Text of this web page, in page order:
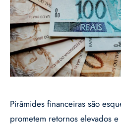
Pirâmides financeiras são
prometem retornos elevados